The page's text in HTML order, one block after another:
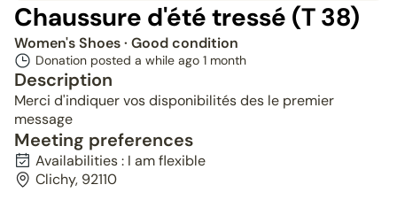
Chaussure d'été tressé (T 38)
Women's Shoes· Good condition
Donation posted a while ago 1 month
Description
Merci d'indiquer vos disponibilités des le premier
message
Meeting preferences
Availabilities : I am flexible
Clichy, 92110